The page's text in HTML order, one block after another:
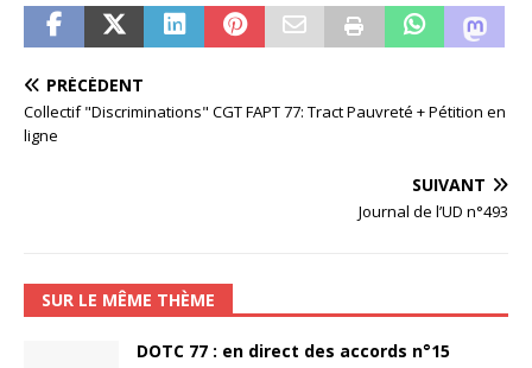
PRÉCÉDENT
Collectif "Discriminations" CGT FAPT 77: Tract Pauvreté + Pétition en
ligne
SUIVANT
Journal de l’UD n°493
SUR LE MÊME THÈME
DOTC 77 : en direct des accords n°15